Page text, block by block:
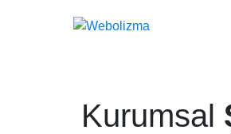
Kurumsal